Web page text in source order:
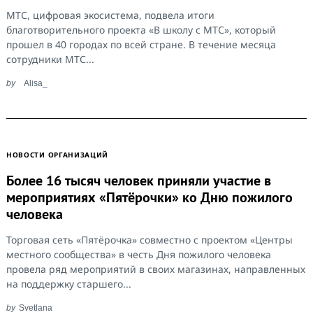
МТС, цифровая экосистема, подвела итоги
благотворительного проекта «В школу с МТС», который
прошел в 40 городах по всей стране. В течение месяца
сотрудники МТС...
by Alisa_
НОВОСТИ ОРГАНИЗАЦИЙ
Более 16 тысяч человек приняли участие в
мероприятиях «Пятёрочки» ко Дню пожилого
человека
Торговая сеть «Пятёрочка» совместно с проектом «Центры
местного сообщества» в честь Дня пожилого человека
провела ряд мероприятий в своих магазинах, направленных
на поддержку старшего...
by Svetlana